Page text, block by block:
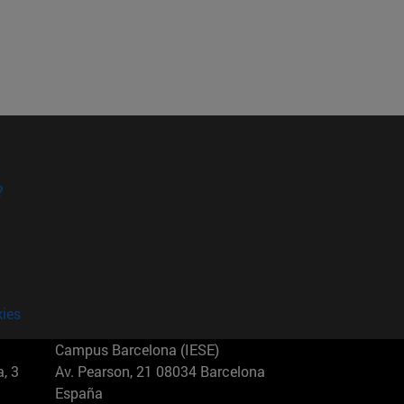
3
Campus Barcelona (IESE)
Av. Pearson, 21 08034 Barcelona
España